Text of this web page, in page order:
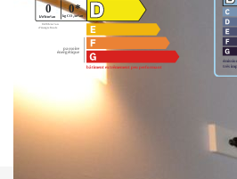
Montant estimé des dépenses
usage standard entre 690€ et 960€.
2021,2022 et 2023 (abonnement